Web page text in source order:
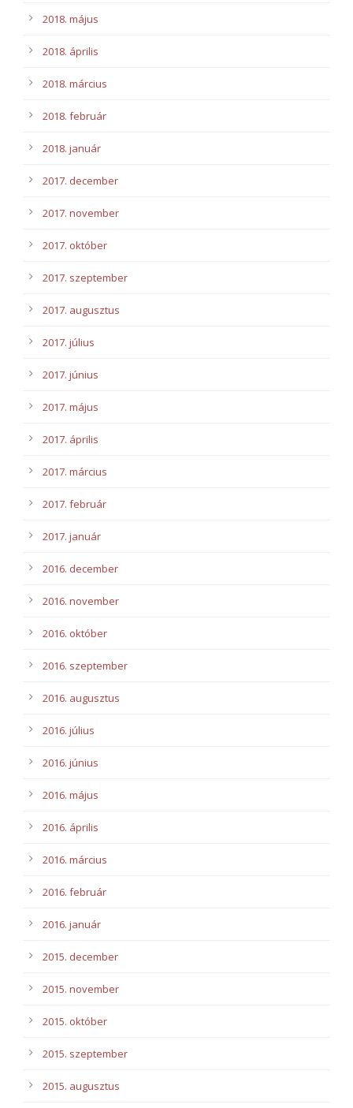
2018. május
2018. április
2018. március
2018. február
2018. január
2017. december
2017. november
2017. október
2017. szeptember
2017. augusztus
2017. július
2017. június
2017. május
2017. április
2017. március
2017. február
2017. január
2016. december
2016. november
2016. október
2016. szeptember
2016. augusztus
2016. július
2016. június
2016. május
2016. április
2016. március
2016. február
2016. január
2015. december
2015. november
2015. október
2015. szeptember
2015. augusztus